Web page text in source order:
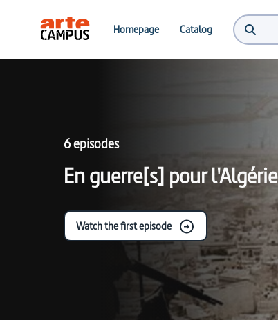
Homepage Catalog
En guerre[s] pour l'Algérie
6 episodes
Watch the first episode